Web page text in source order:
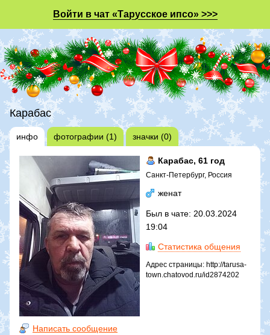
Войти в чат «Тарусское ипсо» >>>
Карабас
инфо фотографии (1) значки (0)
Написать сообщение
Карабас, 61 год
Санкт-Петербург, Россия
женат
Был в чате: 20.03.2024
19:04
Статистика общения
Адрес страницы: http://tarusa-
town.chatovod.ru/id2874202